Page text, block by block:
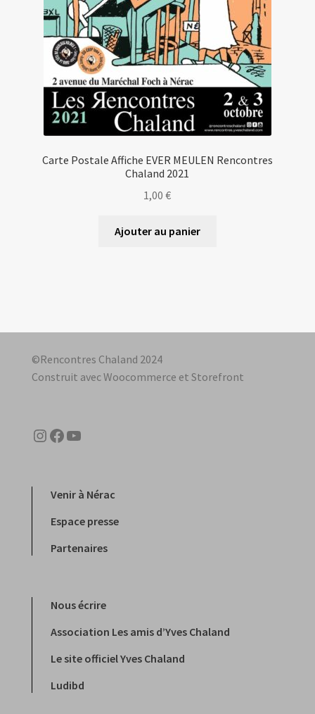
Carte Postale Affiche EVER MEULEN Rencontres
Chaland 2021
1,00€
Ajouter au panier
©Rencontres Chaland 2024
Construit avec Woocommerce et Storefront
Instagram
Facebook
YouTube
Venir à Nérac
Espace presse
Partenaires
Nous écrire
Association Les amis d’Yves Chaland
Le site officiel Yves Chaland
Ludibd